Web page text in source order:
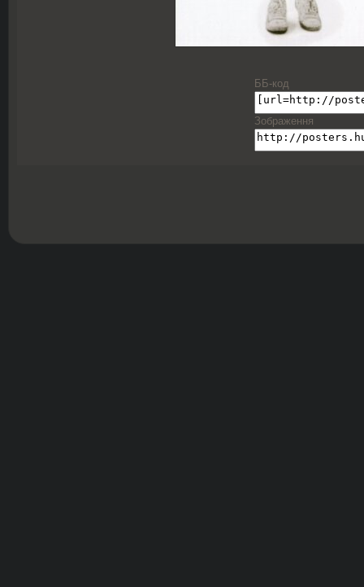
ББ-код
Зображення